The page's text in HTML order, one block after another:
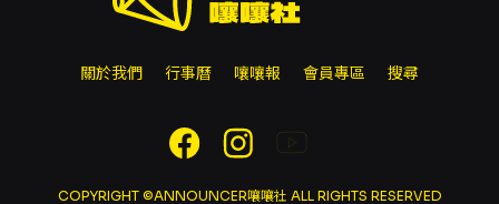
關於我們 行事曆 嚷嚷報 會員專區 搜尋
COPYRIGHT ©ANNOUNCER嚷嚷社 ALL RIGHTS RESERVED